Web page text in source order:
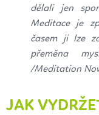
dělali jen
Meditace je
časem ji lze
přeměna
/Meditation
JAK